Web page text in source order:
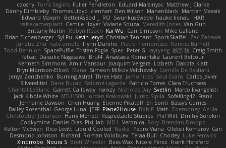
cooshy Toms Seglins Fuller Pendleton Eduard Marsinyac Matthew J Clarke
Danny Dimbleby Thomas Lloyd clenhart Ben Wilson Manenblack
Martten Maasik
Edward Maxym
BetterAsBad _ RO SwunkusSwede hauke lienau
HAR
valsekamerplant Cemile Høyer Viviane Souza Meredith Jones Van Gun
Brittany Martin Robyn Roach Kai Wu Carr Simpson Mike Galland
Brian Eichenberger Syl Pu Kevin Jeryd Christian Tennant SporkSkaffel
Zac Zabawa
Junzhe Zhu nate arnold Flynn Duniho Pietro Piemontese Ronnie Barnett
Todd Bennion SpacePuffle Tristan Fogle Spec Peter G rayryeng 鸝瑩 魏 Craig Smith
fatcat Daisuke Nagasawa Bruf4 Anastasia Komaritska Laurent Belcour
Kenneth Simmons Amir Mansour Joaquim Vergara Lizbeth Dakota Klatt
Bryn Morrison-Elliott Mana Simeon Milkov Velchevsky Camille De Bastiani
Jenya Zenchenko Burning Astral Three Hats Jamonidas Soul Evans Carlos Javier
Silverelitist Dane Bucao Salomé Lagarde Patricio Torres Clara Truchsess
Chantal LeBlanc Garrett Calloway nøixzy Nicholas Day Svetlin
Marco Evangelisti
Jack Kibble-White MTU1500 Jordan Krakowski Juuso Sipilä SofaKing42 Frank
Jermaine Dawson Chen Huang Étienne Pikatoff Sri Sonti Bassy's Games
Bailey Rosenthal George Luna JEFF Plane2House Bob F Matt Zoemoney Azula
Christopher Johansen Harry Merrett Respectable Studios Phil Wilt Dmitry Sorokin
Cookymine Daniel Dias Pixi_lab MD1 Veronica Rory Brendan Droppo
Kelton McEwen Rico Levitt Liquid Cooled Nadia Pedro Viana Oleksii Komarov Can
Desmond Johnson Richard Roman Volobuev Teraa Bull Chodey Luke Fenwick
Xindrrobo Noura S Brett Wheeler Bees Wax Nicole Pérez Frank Hereford